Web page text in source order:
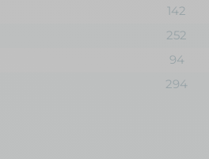
142
252
94
294